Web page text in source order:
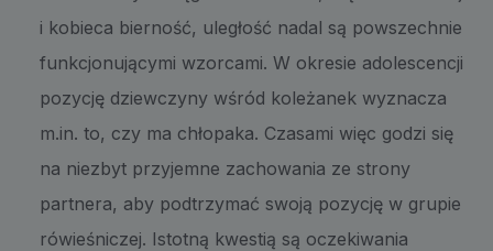
i kobieca bierność, uległość nadal są powszechnie
funkcjonującymi wzorcami. W okresie adolescencji
pozycję dziewczyny wśród koleżanek wyznacza
m.in. to, czy ma chłopaka. Czasami więc godzi się
na niezbyt przyjemne zachowania ze strony
partnera, aby podtrzymać swoją pozycję w grupie
rówieśniczej. Istotną kwestią są oczekiwania